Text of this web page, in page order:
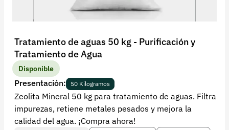
Tratamiento de aguas 50 kg - Purificación y
Tratamiento de Agua
Disponible
Presentación: 50 Kilogramos
Zeolita Mineral 50 kg para tratamiento de aguas. Filtra
impurezas, retiene metales pesados y mejora la
calidad del agua. ¡Compra ahora!
Registrarse
Recuperar contraseña
Contacto
Soporte
+57 323 2931928
contacto@croper.com